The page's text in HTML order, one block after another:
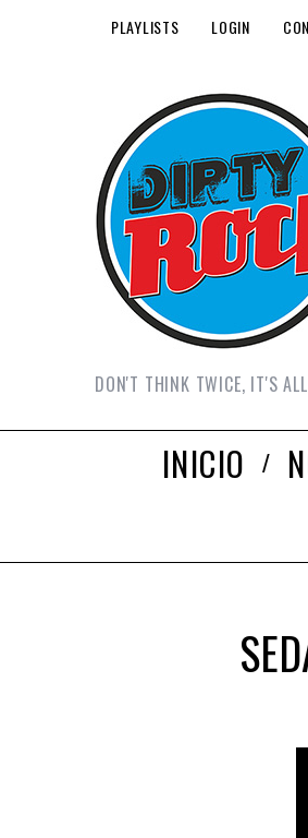
PLAYLISTS LOGIN
DON'T THINK TWICE, IT'S
INICIO